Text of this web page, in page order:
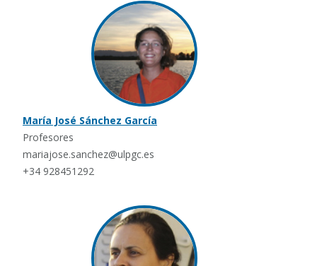
María José Sánchez García
Profesores
mariajose.sanchez@ulpgc.es
+34 928451292